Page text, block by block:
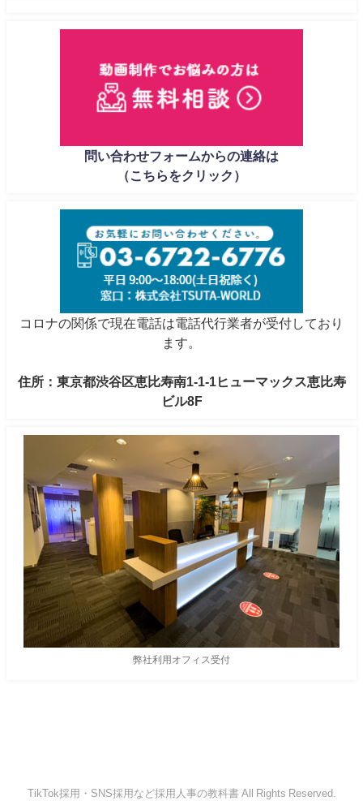
問い合わせフォームからの連絡は
（こちらをクリック）
コロナの関係で現在電話は電話代行業者が受付しており
ます。
住所：東京都渋谷区恵比寿南1-1-1ヒューマックス恵比寿
ビル8F
弊社利用オフィス受付
TikTok採用・SNS採用など採用人事の教科書 All Rights Reserved.